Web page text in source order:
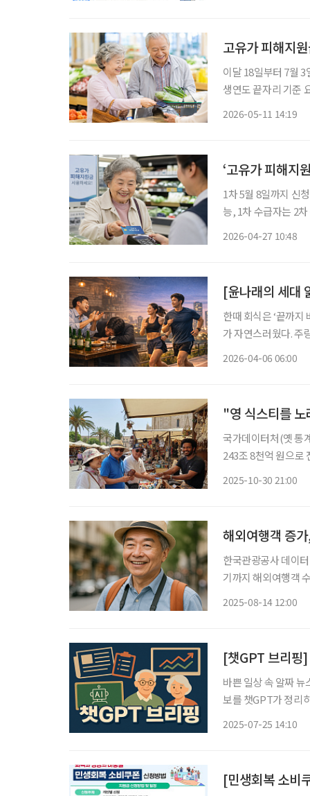
고유가 피해지
이달 18일부터 7월
생연도 끝자리 기준
2026-05-11 14:19
‘고유가 피해지
1차 5월 8일까지 신
능, 1차 수급자는 2차
2026-04-27 10:48
[윤나래의 세대
한때 회식은 ‘끝까
가 자연스러웠다. 주
2026-04-06 06:00
"영 식스티를
국가데이터처(옛 통
243조 8천억 원으로
2025-10-30 21:00
해외여행객 증
한국관광공사 데이
기까지 해외여행객
2025-08-14 12:00
[챗GPT 브리핑
바쁜 일상 속 알짜
보를 챗GPT가 정리하고 편집
2025-07-25 14:10
[민생회복 소비